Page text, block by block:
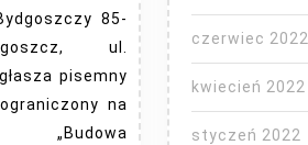
instalacji
kanalizacji
sanitarnej
85-
ul.
pisemny
na
„Budowa
czerwiec 2022
kwiecień 2022
styczeń 2022